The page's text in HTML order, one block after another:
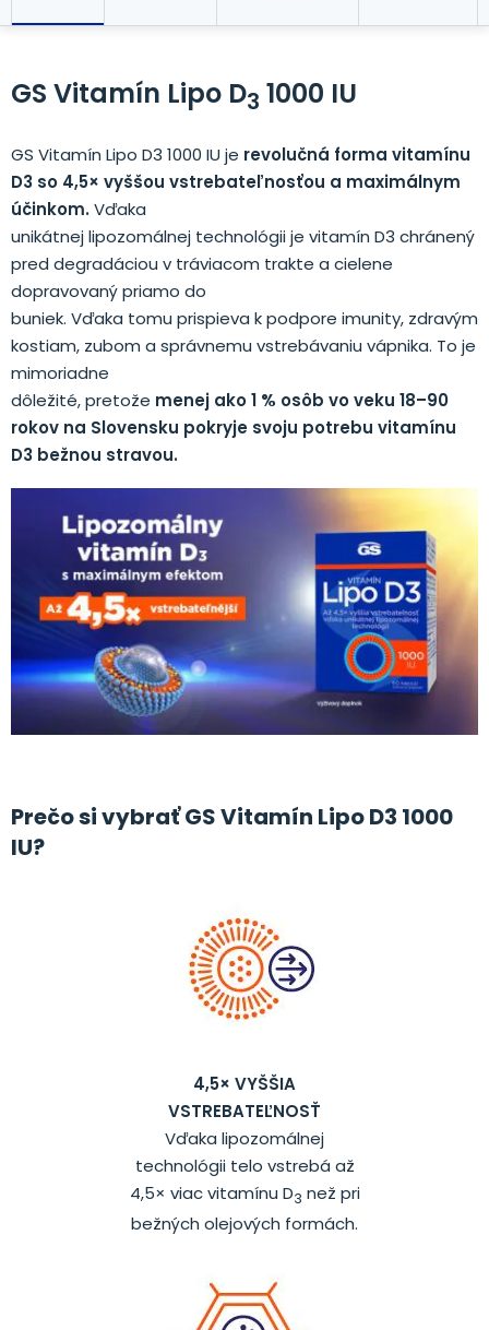
GS Vitamín Lipo D3 1000 IU
GS Vitamín Lipo D3 1000 IU je revolučná forma vitamínu
D3 so 4,5× vyššou vstrebateľnosťou a maximálnym
účinkom.Vďaka
unikátnej lipozomálnej technológii je vitamín D3 chránený
pred degradáciou v tráviacom trakte a cielene
dopravovaný priamo do
buniek. Vďaka tomu prispieva k podpore imunity, zdravým
kostiam, zubom a správnemu vstrebávaniu vápnika. To je
mimoriadne
dôležité, pretože menej ako 1 % osôb vo veku 18–90
rokov na Slovensku pokryje svoju potrebu vitamínu
D3 bežnou stravou.
Prečo si vybrať GS Vitamín Lipo D3 1000
IU?
4,5× VYŠŠIA
VSTREBATEĽNOSŤ
Vďaka lipozomálnej
technológii telo vstrebá až
4,5× viac vitamínu D3 než pri
bežných olejových formách.